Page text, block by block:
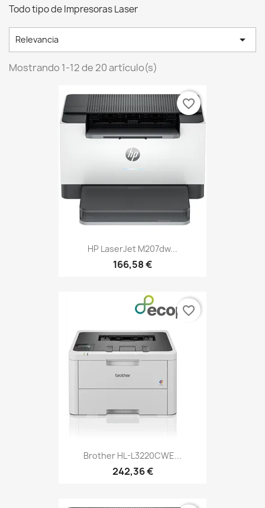
Todo tipo de Impresoras Laser
Relevancia 
Mostrando 1-12 de 20 artículo(s)
HP LaserJet M207dw...
166,58 €
favorite_border
Brother HL-L3220CWE...
242,36 €
favorite_border